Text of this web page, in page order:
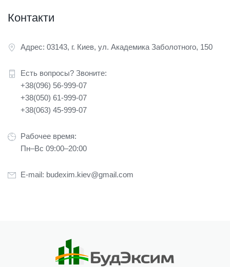
Контакти
Адрес: 03143, г. Киев, ул. Академика Заболотного, 150
Есть вопросы? Звоните:
+38(096) 56-999-07
+38(050) 61-999-07
+38(063) 45-999-07
Рабочее время:
Пн–Вс 09:00–20:00
E-mail: budexim.kiev@gmail.com